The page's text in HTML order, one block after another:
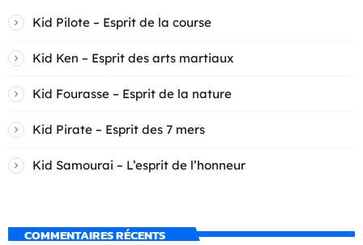
Kid Pilote – Esprit de la course
Kid Ken – Esprit des arts martiaux
Kid Fourasse – Esprit de la nature
Kid Pirate – Esprit des 7 mers
Kid Samourai – L’esprit de l’honneur
COMMENTAIRES RÉCENTS